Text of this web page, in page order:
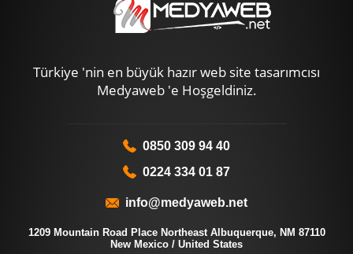
Türkiye 'nin en büyük hazır web site tasarımcısı
Medyaweb 'e Hoşgeldiniz.
0850 309 94 40
0224 334 01 87
info@medyaweb.net
1209 Mountain Road Place Northeast Albuquerque, NM 87110
New Mexico / United States